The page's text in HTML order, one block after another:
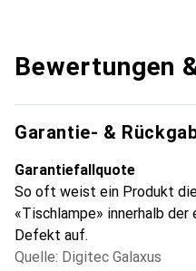
Bewertungen
Garantie- &
Garantiefallquote
So oft weist ein Produkt
«Tischlampe» innerhalb
Defekt auf.
Quelle: Digitec Galaxus